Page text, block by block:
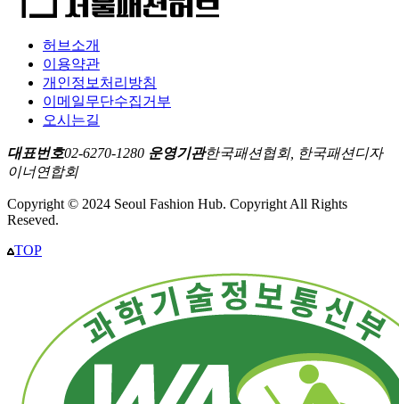
허브소개
이용약관
개인정보처리방침
이메일무단수집거부
오시는길
대표번호02-6270-1280 운영기관한국패션협회, 한국패션디자
이너연합회
Copyright © 2024 Seoul Fashion Hub. Copyright All Rights
Reseved.
TOP